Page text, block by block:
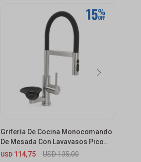
Grifería De Cocina Monocomando
De Mesada Con Lavavasos Pico
Flexible Negro
USD 114,75 USD135,00